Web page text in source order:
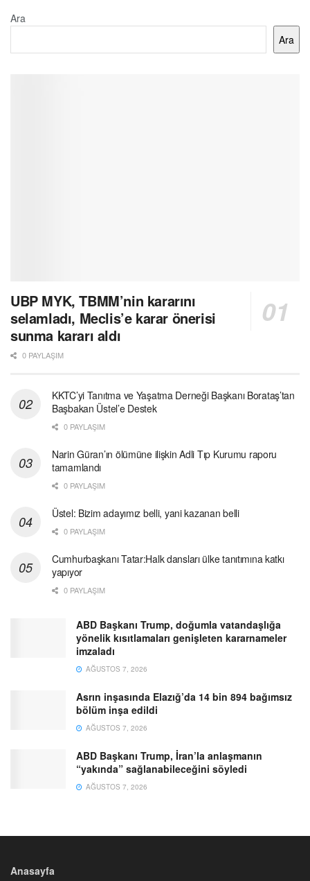
Ara
Ara
UBP MYK, TBMM’nin kararını
selamladı, Meclis’e karar önerisi
sunma kararı aldı
0 PAYLAŞIM
KKTC’yi Tanıtma ve Yaşatma Derneği Başkanı Borataş’tan
Başbakan Üstel’e Destek
0 PAYLAŞIM
Narin Güran’ın ölümüne ilişkin Adli Tıp Kurumu raporu
tamamlandı
0 PAYLAŞIM
Üstel: Bizim adayımız belli, yani kazanan belli
0 PAYLAŞIM
Cumhurbaşkanı Tatar:Halk dansları ülke tanıtımına katkı
yapıyor
0 PAYLAŞIM
ABD Başkanı Trump, doğumla vatandaşlığa
yönelik kısıtlamaları genişleten kararnameler
imzaladı
AĞUSTOS 7, 2026
Asrın inşasında Elazığ’da 14 bin 894 bağımsız
bölüm inşa edildi
AĞUSTOS 7, 2026
ABD Başkanı Trump, İran’la anlaşmanın
“yakında” sağlanabileceğini söyledi
AĞUSTOS 7, 2026
Anasayfa